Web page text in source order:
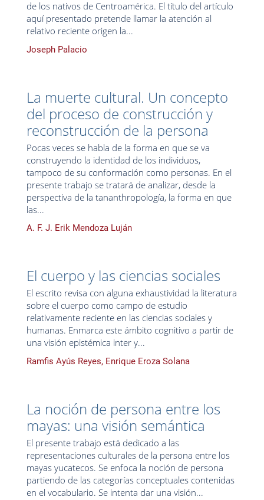
de los nativos de Centroamérica. El título del artículo
aquí presentado pretende llamar la atención al
relativo reciente origen la...
Joseph Palacio
La muerte cultural. Un concepto
del proceso de construcción y
reconstrucción de la persona
Pocas veces se habla de la forma en que se va
construyendo la identidad de los individuos,
tampoco de su conformación como personas. En el
presente trabajo se tratará de analizar, desde la
perspectiva de la tananthropología, la forma en que
las...
A. F. J. Erik Mendoza Luján
El cuerpo y las ciencias sociales
El escrito revisa con alguna exhaustividad la literatura
sobre el cuerpo como campo de estudio
relativamente reciente en las ciencias sociales y
humanas. Enmarca este ámbito cognitivo a partir de
una visión epistémica inter y...
Ramfis Ayús Reyes, Enrique Eroza Solana
La noción de persona entre los
mayas: una visión semántica
El presente trabajo está dedicado a las
representaciones culturales de la persona entre los
mayas yucatecos. Se enfoca la noción de persona
partiendo de las categorías conceptuales contenidas
en el vocabulario. Se intenta dar una visión...